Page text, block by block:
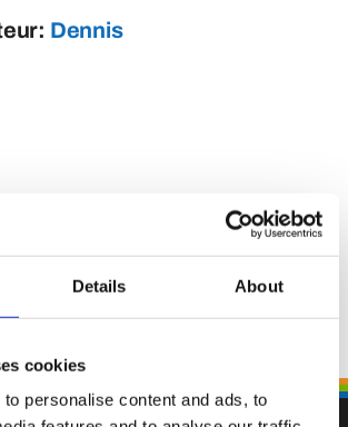
Details About
cookies
personalise content and ads, to
Dennis